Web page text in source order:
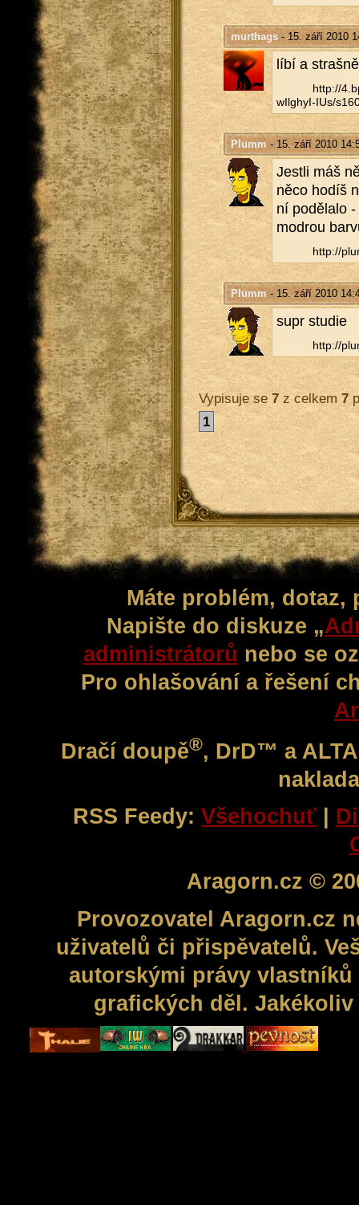
murthags- 15. září 2010
líbí a
http://​
wIlghyI-IUs/​
Plumm - 15. září 2010
Jest­li máš
něco hodíš
ní po­dě­la­lo
mod­rou
http://​
Plumm - 15. září 2010
supr stu­die
http://​
Vypisuje se 7z celkem 7
1
Máte problém,
Napište do diskuze „
administrátorů nebo se
Pro ohlašování a řešení
Dračí doupě®, DrD™ a
RSS Feedy: Všehochuť |
Aragorn.cz ©
Provozovatel Aragorn.cz
uživatelů či přispěvatelů.
autorskými právy
grafických děl.